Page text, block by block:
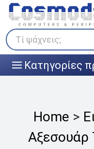
Τί ψάχνεις;
||| Κατηγορίες
Klarna
Πληρώστε σε 3
άτοκες δόσεις
Home >
Αξεσουάρ